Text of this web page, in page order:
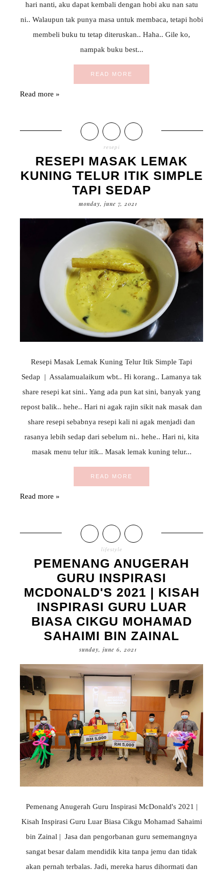
hari nanti, aku dapat kembali dengan hobi aku nan satu
ni.. Walaupun tak punya masa untuk membaca, tetapi hobi
membeli buku tu tetap diteruskan.. Haha.. Gile ko,
nampak buku best...
READ MORE
Read more »
resepi
RESEPI MASAK LEMAK
KUNING TELUR ITIK SIMPLE
TAPI SEDAP
monday, june 7, 2021
Resepi Masak Lemak Kuning Telur Itik Simple Tapi
Sedap | Assalamualaikum wbt.. Hi korang.. Lamanya tak
share resepi kat sini.. Yang ada pun kat sini, banyak yang
repost balik.. hehe.. Hari ni agak rajin sikit nak masak dan
share resepi sebabnya resepi kali ni agak menjadi dan
rasanya lebih sedap dari sebelum ni.. hehe.. Hari ni, kita
masak menu telur itik.. Masak lemak kuning telur...
READ MORE
Read more »
lifestyle
PEMENANG ANUGERAH
GURU INSPIRASI
MCDONALD'S 2021 | KISAH
INSPIRASI GURU LUAR
BIASA CIKGU MOHAMAD
SAHAIMI BIN ZAINAL
sunday, june 6, 2021
Pemenang Anugerah Guru Inspirasi McDonald's 2021 |
Kisah Inspirasi Guru Luar Biasa Cikgu Mohamad Sahaimi
bin Zainal | Jasa dan pengorbanan guru sememangnya
sangat besar dalam mendidik kita tanpa jemu dan tidak
akan pernah terbalas. Jadi, mereka harus dihormati dan